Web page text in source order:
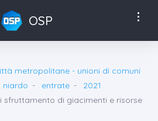
OSP
metropolitane - unioni di comuni
niardo entrate
2021
sfruttamento di giacimenti e risorse